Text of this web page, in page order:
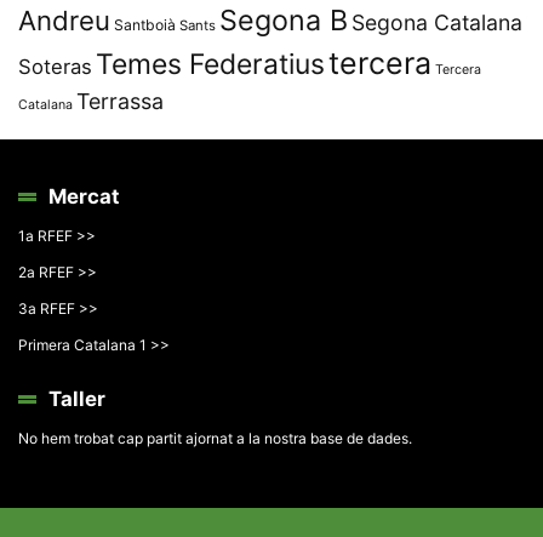
Andreu Santboià Sants Segona B Segona Catalana
Soteras Temes Federatiustercera Tercera
Catalana Terrassa
Mercat
1a RFEF >>
2a RFEF >>
3a RFEF >>
Primera Catalana 1 >>
Taller
No hem trobat cap partit ajornat a la nostra base de dades.